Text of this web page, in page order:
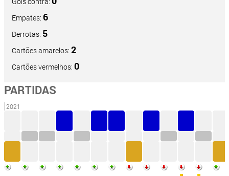
Empates: 6
Derrotas: 5
Cartões amarelos: 2
Cartões vermelhos: 0
PARTIDAS
2021